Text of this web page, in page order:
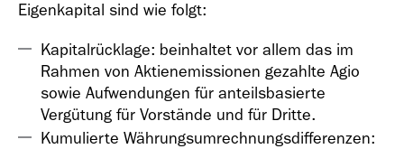
Eigenkapital sind wie folgt:
Kapitalrücklage: beinhaltet vor allem das im
Rahmen von Aktienemissionen gezahlte Agio
sowie Aufwendungen für anteilsbasierte
Vergütung für Vorstände und für Dritte.
Kumulierte Währungsumrechnungsdifferenzen: